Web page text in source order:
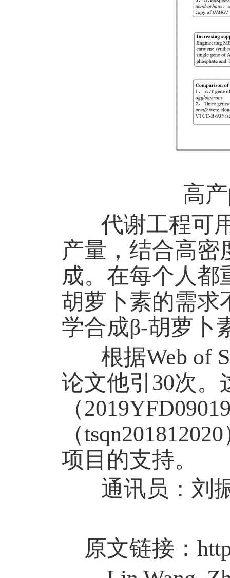
高产
代谢工程可用
产量，结合高密
成。在每个人都
胡萝卜素的需求
学合成β-胡萝卜
根据Web of
论文他引 30次。
（
（
项目的支持。
通讯员：刘
原文链接：